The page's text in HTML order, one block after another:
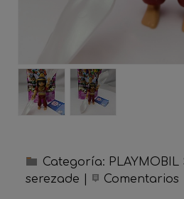
Categoría: PLAYMOBIL
serezade
Comentarios